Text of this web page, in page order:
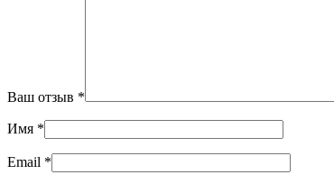
Ваш отзыв *
Имя *
Email *